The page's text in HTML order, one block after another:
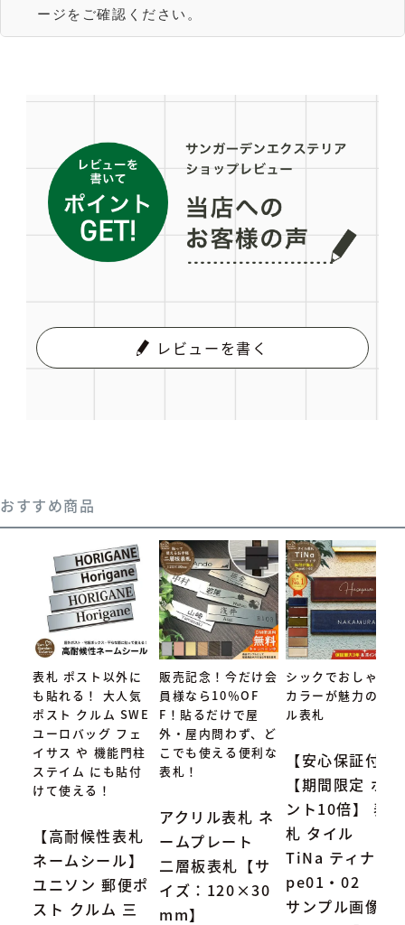
ージをご確認ください。
レビューを書く
おすすめ商品
表札 ポスト以外に
も貼れる！ 大人気
ポスト クルム SWE
ユーロバッグ フェ
イサス や 機能門柱
ステイム にも貼付
けて使える！
【高耐候性表札
ネームシール】
ユニソン 郵便ポ
スト クルム 三
販売記念！今だけ会
員様なら10％OF
F！貼るだけで屋
外・屋内問わず、ど
こでも使える便利な
表札！
アクリル表札 ネ
ームプレート
二層板表札【サ
イズ：120×30
mm】
シックでおしゃれな
カラーが魅力のタイ
ル表札
【安心保証付】
【期間限定 ポイ
ント10倍】 表
札 タイル
TiNa ティナ Ty
pe01・02
サンプル画像：